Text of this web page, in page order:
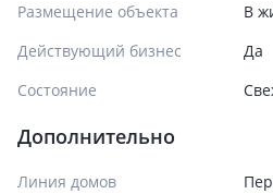
Размещение объекта
В
Действующий бизнес
Да
Состояние
Дополнительно
Линия домов